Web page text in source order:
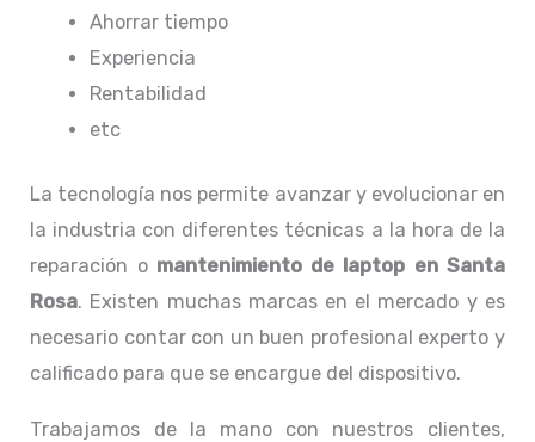
Ahorrar tiempo
Experiencia
Rentabilidad
etc
La tecnología nos permite avanzar y evolucionar en
la industria con diferentes técnicas a la hora de la
reparación o mantenimiento de laptop en Santa
Rosa. Existen muchas marcas en el mercado y es
necesario contar con un buen profesional experto y
calificado para que se encargue del dispositivo.
Trabajamos de la mano con nuestros clientes,